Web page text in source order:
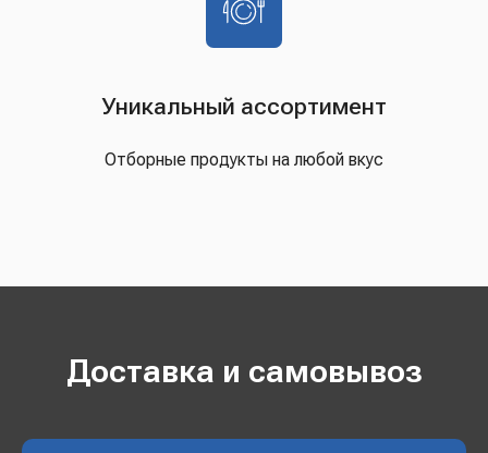
Уникальный ассортимент
Отборные продукты на любой вкус
Доставка и самовывоз